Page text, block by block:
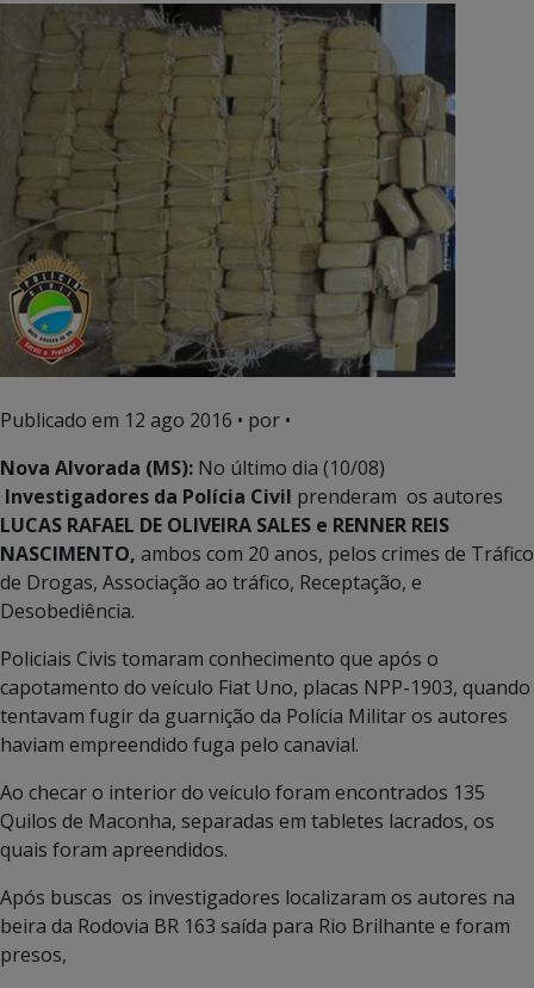
Publicado em 12 ago 2016 • por •
Nova Alvorada (MS): No último dia (10/08)
Investigadores da Polícia Civil prenderam os autores
LUCAS RAFAEL DE OLIVEIRA SALES e RENNER REIS
NASCIMENTO, ambos com 20 anos, pelos crimes de Tráfico
de Drogas, Associação ao tráfico, Receptação, e
Desobediência.
Policiais Civis tomaram conhecimento que após o
capotamento do veículo Fiat Uno, placas NPP-1903, quando
tentavam fugir da guarnição da Polícia Militar os autores
haviam empreendido fuga pelo canavial.
Ao checar o interior do veículo foram encontrados 135
Quilos de Maconha, separadas em tabletes lacrados, os
quais foram apreendidos.
Após buscas os investigadores localizaram os autores na
beira da Rodovia BR 163 saída para Rio Brilhante e foram
presos,